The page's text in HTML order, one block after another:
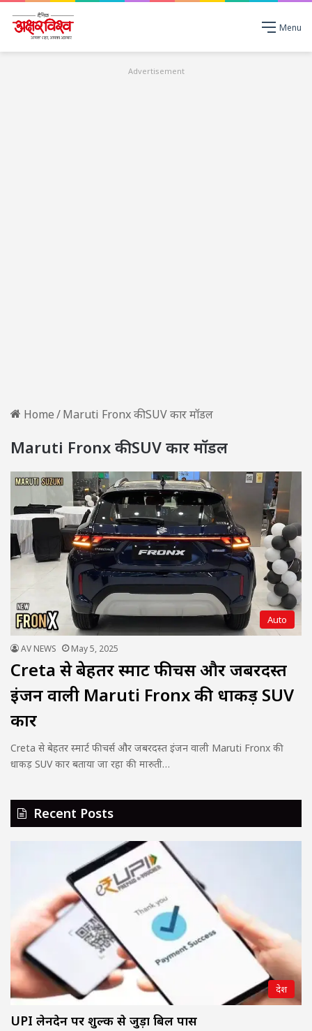
Menu
Advertisement
Home/Maruti Fronx की SUV कार मॉडल
Maruti Fronx की SUV कार मॉडल
Auto
AV NEWS May 5, 2025
Creta से बेहतर स्मार्ट फीचर्स और जबरदस्त
इंजन वाली Maruti Fronx की धाकड़ SUV
कार
Creta से बेहतर स्मार्ट फीचर्स और जबरदस्त इंजन वाली Maruti Fronx की
धाकड़ SUV कार बताया जा रहा की मारुती…
Recent Posts
देश
UPI लेनदेन पर शुल्क से जुड़ा बिल पास